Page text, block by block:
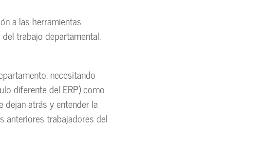
a las herramientas
trabajo departamental,
necesitando
diferente del ERP) como
atrás y entender la
anteriores trabajadores del